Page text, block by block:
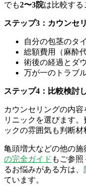
でも2〜3院は比較する
ステップ3：カウンセ
自分の包茎のタ
総額費用（麻酔
術後の経過とダ
万が一のトラブ
ステップ4：比較検討
カウンセリングの内
リニックを選びます
ックの雰囲気も判断材
亀頭増大などの他の施
の完全ガイド もご参
るお悩みがある方は、
ています。